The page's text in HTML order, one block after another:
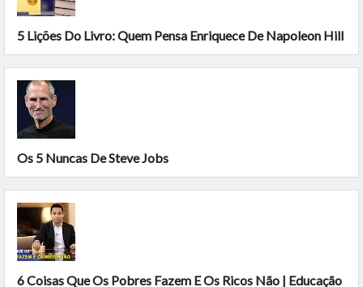
5 Lições Do Livro: Quem Pensa Enriquece De Napoleon Hill
Os 5 Nuncas De Steve Jobs
6 Coisas Que Os Pobres Fazem E Os Ricos Não | Educação